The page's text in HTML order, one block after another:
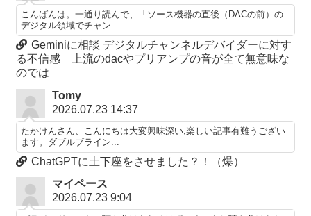
こんばんは。一通り読んで、「ソース機器の直後（DACの前）の
デジタル領域でチャン...
Geminiに相談 デジタルチャンネルデバイダーに対す
る不信感 上流のdacやプリアンプの音が全て無意味な
のでは
Tomy
2026.07.23 14:37
たかけんさん、こんにちは大変興味深い,楽しい記事有難うござい
ます。ダブルブライン...
ChatGPTに土下座をさせました？！（爆）
マイペース
2026.07.23 9:04